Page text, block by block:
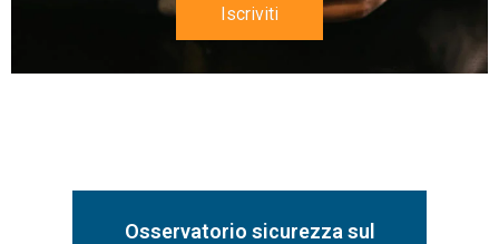
Iscriviti
Osservatorio sicurezza sul